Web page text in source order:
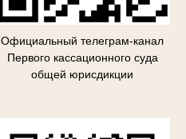
Официальный телеграм-канал
Первого кассационного суда
общей юрисдикции